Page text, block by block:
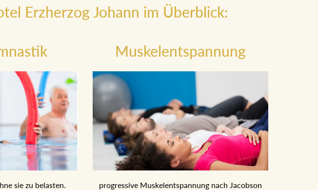
Erzherzog Johann im Überblick:
sie zu belasten.
Muskelentspannung
progressive Muskelentspannung nach Jacobson